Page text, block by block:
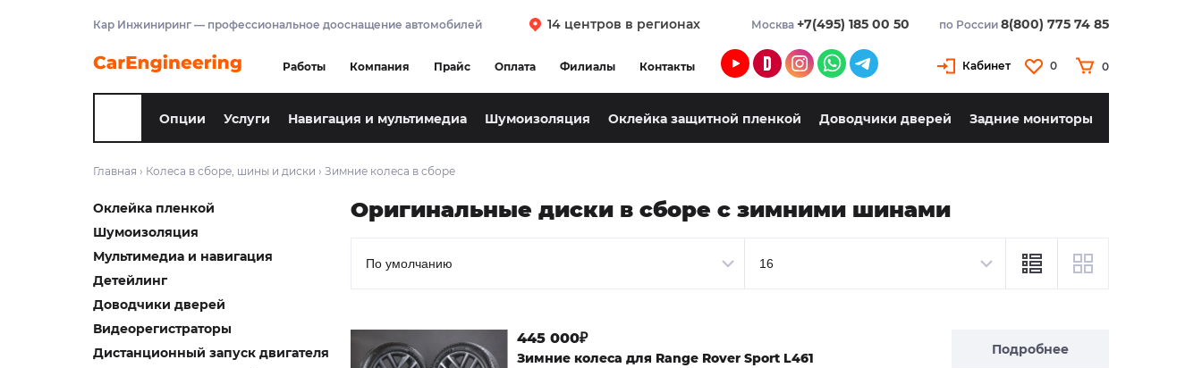
Кар Инжиниринг — профессиональное дооснащение автомобилей 14 центров в регионах Москва +7(495) 185 00 50 по России 8(800) 775 74 85
Работы Компания Прайс Оплата Филиалы Контакты Кабинет 0 0
Опции Услуги Навигация и мультимедиа Шумоизоляция Оклейка защитной пленкой Доводчики дверей Задние мониторы
Главная › Колеса в сборе, шины и диски › Зимние колеса в сборе
Оклейка пленкой
Шумоизоляция
Мультимедиа и навигация
Детейлинг
Доводчики дверей
Видеорегистраторы
Дистанционный запуск двигателя
Оригинальные диски в сборе с зимними шинами
Подробнее
445 000₽
Зимние кoлеса для Rаnge Rоver Sроrt L461